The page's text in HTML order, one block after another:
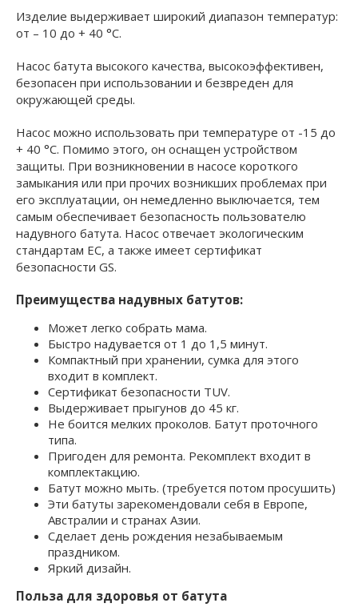
Изделие выдерживает широкий диапазон температур:
от – 10 до + 40 °C.
Насос батута высокого качества, высокоэффективен,
безопасен при использовании и безвреден для
окружающей среды.
Насос можно использовать при температуре от -15 до
+ 40 °C. Помимо этого, он оснащен устройством
защиты. При возникновении в насосе короткого
замыкания или при прочих возникших проблемах при
его эксплуатации, он немедленно выключается, тем
самым обеспечивает безопасность пользователю
надувного батута. Насос отвечает экологическим
стандартам ЕС, а также имеет сертификат
безопасности GS.
Преимущества надувных батутов:
Может легко собрать мама.
Быстро надувается от 1 до 1,5 минут.
Компактный при хранении, сумка для этого
входит в комплект.
Сертификат безопасности TUV.
Выдерживает прыгунов до 45 кг.
Не боится мелких проколов. Батут проточного
типа.
Пригоден для ремонта. Рекомплект входит в
комплектакцию.
Батут можно мыть. (требуется потом просушить)
Эти батуты зарекомендовали себя в Европе,
Австралии и странах Азии.
Сделает день рождения незабываемым
праздником.
Яркий дизайн.
Польза для здоровья от батута